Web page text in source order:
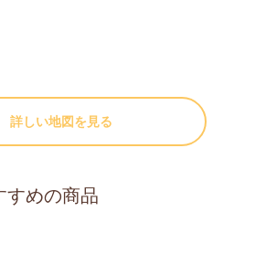
詳しい地図を見る
すめの商品